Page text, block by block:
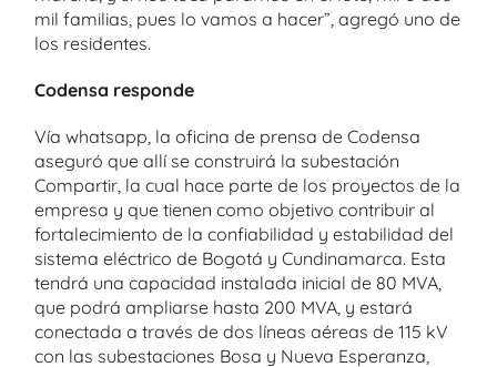
mil familias, pues lo vamos a hacer”, agregó uno de
los residentes.
Codensa responde
Vía whatsapp, la oficina de prensa de Codensa
aseguró que allí se construirá la subestación
Compartir, la cual hace parte de los proyectos de la
empresa y que tienen como objetivo contribuir al
fortalecimiento de la confiabilidad y estabilidad del
sistema eléctrico de Bogotá y Cundinamarca. Esta
tendrá una capacidad instalada inicial de 80 MVA,
que podrá ampliarse hasta 200 MVA, y estará
conectada a través de dos líneas aéreas de 115 kV
con las subestaciones Bosa y Nueva Esperanza,